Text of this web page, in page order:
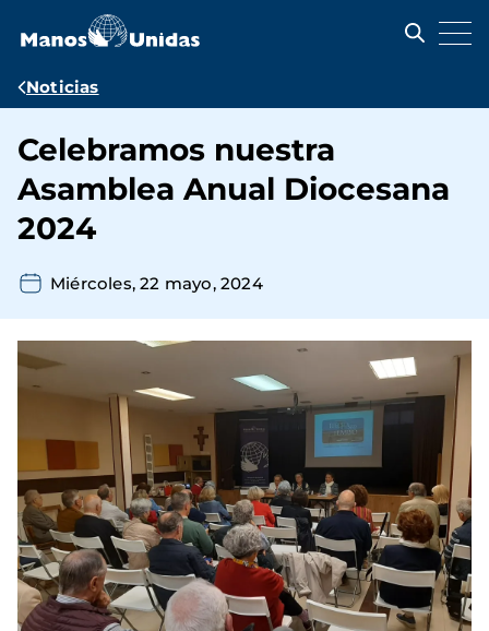
contenido
Ruta
navegación
Noticias
Celebramos nuestra
Asamblea Anual Diocesana
2024
Miércoles, 22 mayo, 2024